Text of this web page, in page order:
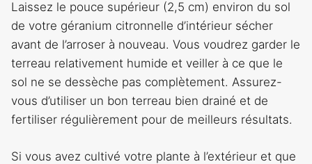
Laissez le pouce supérieur (2,5 cm) environ du sol
de votre géranium citronnelle d’intérieur sécher
avant de l’arroser à nouveau. Vous voudrez garder le
terreau relativement humide et veiller à ce que le
sol ne se dessèche pas complètement. Assurez-
vous d’utiliser un bon terreau bien drainé et de
fertiliser régulièrement pour de meilleurs résultats.
Si vous avez cultivé votre plante à l’extérieur et que